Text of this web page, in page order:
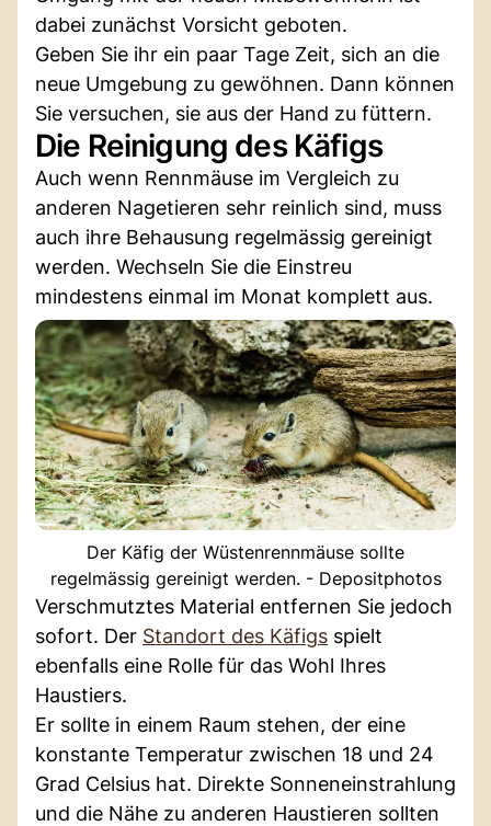
dabei zunächst Vorsicht geboten.
Geben Sie ihr ein paar Tage Zeit, sich an die
neue Umgebung zu gewöhnen. Dann können
Sie versuchen, sie aus der Hand zu füttern.
Die Reinigung des Käfigs
Auch wenn Rennmäuse im Vergleich zu
anderen Nagetieren sehr reinlich sind, muss
auch ihre Behausung regelmässig gereinigt
werden. Wechseln Sie die Einstreu
mindestens einmal im Monat komplett aus.
Der Käfig der Wüstenrennmäuse sollte
regelmässig gereinigt werden. - Depositphotos
Verschmutztes Material entfernen Sie jedoch
sofort. Der Standort des Käfigs spielt
ebenfalls eine Rolle für das Wohl Ihres
Haustiers.
Er sollte in einem Raum stehen, der eine
konstante Temperatur zwischen 18 und 24
Grad Celsius hat. Direkte Sonneneinstrahlung
und die Nähe zu anderen Haustieren sollten